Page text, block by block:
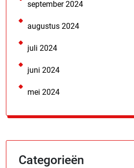
september 2024
augustus 2024
juli 2024
juni 2024
mei 2024
Categorieën